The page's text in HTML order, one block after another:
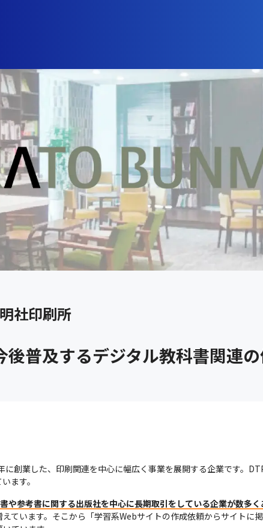
社印刷所
普及するデジタル教科書関連
創業した、印刷関連を中心に幅広く事業を展開する企業です。
ます。
や参考書に関する出版社を中心に長期取引をしている企業が数多く
ています。そこから「学習系Webサイトの作成依頼からサイトに